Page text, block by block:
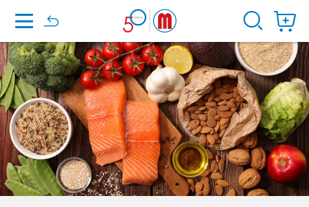
Home